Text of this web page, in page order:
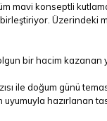
mavi konseptli
Üzerindeki
bir hacim
ile doğum günü
hazırlanan